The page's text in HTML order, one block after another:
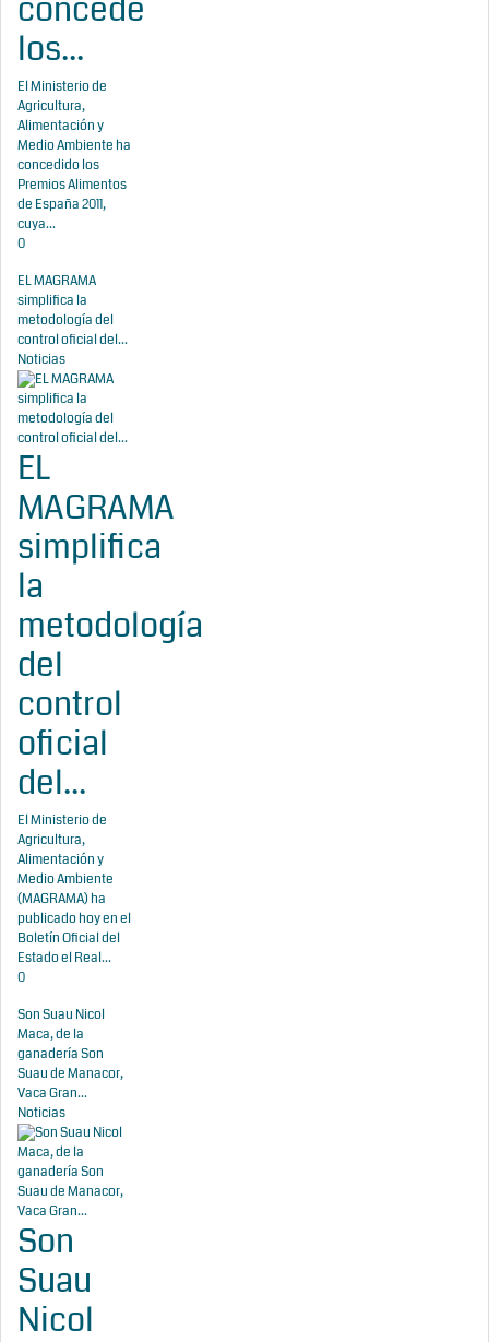
concede
los...
El Ministerio de
Agricultura,
Alimentación y
Medio Ambiente ha
concedido los
Premios Alimentos
de España 2011,
cuya...
0
EL MAGRAMA
simplifica la
metodología del
control oficial del...
Noticias
EL
MAGRAMA
simplifica
la
metodología
del
control
oficial
del...
El Ministerio de
Agricultura,
Alimentación y
Medio Ambiente
(MAGRAMA) ha
publicado hoy en el
Boletín Oficial del
Estado el Real...
0
Son Suau Nicol
Maca, de la
ganadería Son
Suau de Manacor,
Vaca Gran...
Noticias
Son
Suau
Nicol